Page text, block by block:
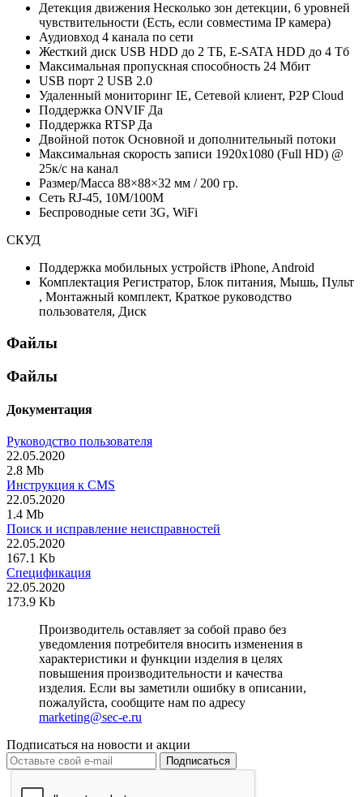
Детекция движения Несколько зон детекции, 6 уровней
чувствительности (Есть, если совместима IP камера)
Аудиовход 4 канала по сети
Жесткий диск USB HDD до 2 ТБ, E-SATA HDD до 4 Тб
Максимальная пропускная способность 24 Мбит
USB порт 2 USB 2.0
Удаленный мониторинг IE, Сетевой клиент, P2P Cloud
Поддержка ONVIF Да
Поддержка RTSP Да
Двойной поток Основной и дополнительный потоки
Максимальная скорость записи 1920x1080 (Full HD) @
25к/с на канал
Размер/Масса 88×88×32 мм / 200 гр.
Сеть RJ-45, 10M/100М
Беспроводные сети 3G, WiFi
СКУД
Поддержка мобильных устройств iPhone, Android
Комплектация Регистратор, Блок питания, Мышь, Пульт
, Монтажный комплект, Краткое руководство
пользователя, Диск
Файлы
Файлы
Документация
Руководство пользователя
22.05.2020
2.8 Mb
Инструкция к CMS
22.05.2020
1.4 Mb
Поиск и исправление неисправностей
22.05.2020
167.1 Kb
Спецификация
22.05.2020
173.9 Kb
Производитель оставляет за собой право без
уведомления потребителя вносить изменения в
характеристики и функции изделия в целях
повышения производительности и качества
изделия. Если вы заметили ошибку в описании,
пожалуйста, сообщите нам по адресу
marketing@sec-e.ru
Подписаться на новости и акции
Подписаться